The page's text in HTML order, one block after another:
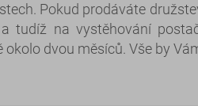
Pokud prodáváte
tudíž na vystěhování
okolo dvou měsíců. Vše by